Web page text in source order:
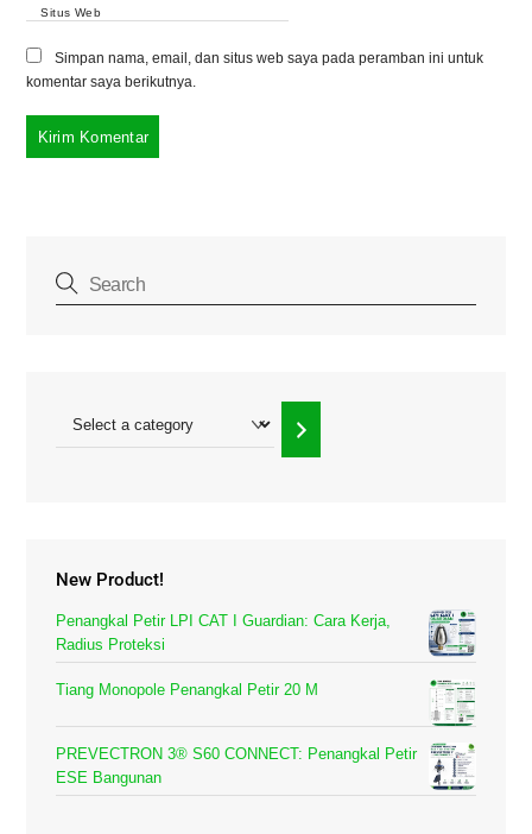
Situs Web
Simpan nama, email, dan situs web saya pada peramban ini untuk
komentar saya berikutnya.
New Product!
Penangkal Petir LPI CAT I Guardian: Cara Kerja,
Radius Proteksi
Tiang Monopole Penangkal Petir 20 M
PREVECTRON 3® S60 CONNECT: Penangkal Petir
ESE Bangunan